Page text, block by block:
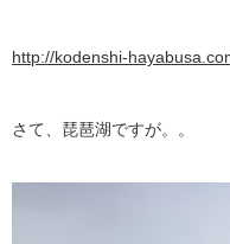
http://kodenshi-
さて、琵琶湖ですが。。